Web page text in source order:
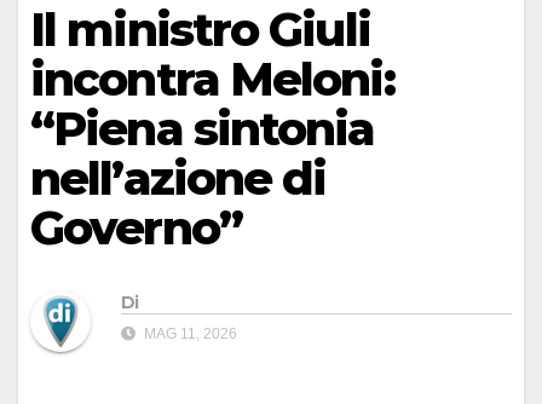
Il ministro Giuli
incontra Meloni:
“Piena sintonia
nell’azione di
Governo”
Di
MAG 11, 2026